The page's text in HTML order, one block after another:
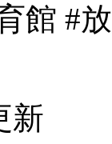
館 #
新